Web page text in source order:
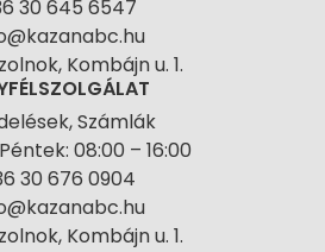
30 645 6547
Kombájn u. 1.
Számlák
08:00 – 16:00
30 676 0904
Kombájn u. 1.